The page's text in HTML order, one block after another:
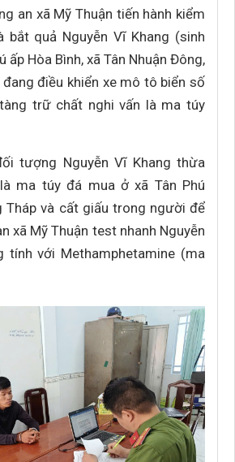
an xã Mỹ Thuận tiến hành kiểm
bắt quả Nguyễn Vĩ Khang (sinh
ấp Hòa Bình, xã Tân Nhuận Đông,
điều khiển xe mô tô biển số
trữ chất nghi vấn là ma túy
tượng Nguyễn Vĩ Khang thừa
ma túy đá mua ở xã Tân Phú
Tháp và cất giấu trong người để
xã Mỹ Thuận test nhanh Nguyễn
tính với Methamphetamine (ma